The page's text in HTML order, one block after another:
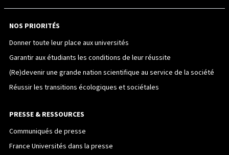
NOS PRIORITÉS
Donner toute leur place aux universités
Garantir aux étudiants les conditions de leur réussite
(Re)devenir une grande nation scientifique au service de la société
Réussir les transitions écologiques et sociétales
PRESSE & RESSOURCES
Communiqués de presse
France Universités dans la presse